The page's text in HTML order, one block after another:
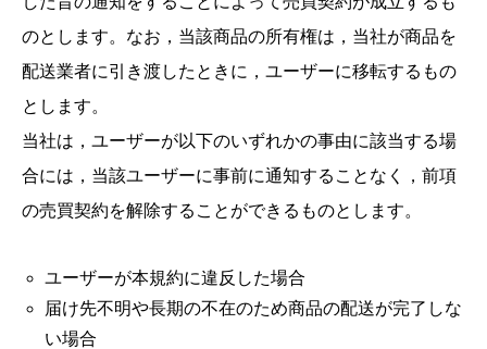
のとします。なお，当該商品の所有権は，当社が商品を
配送業者に引き渡したときに，ユーザーに移転するもの
とします。
当社は，ユーザーが以下のいずれかの事由に該当する場
合には，当該ユーザーに事前に通知することなく，前項
の売買契約を解除することができるものとします。
ユーザーが本規約に違反した場合
届け先不明や長期の不在のため商品の配送が完了しな
い場合